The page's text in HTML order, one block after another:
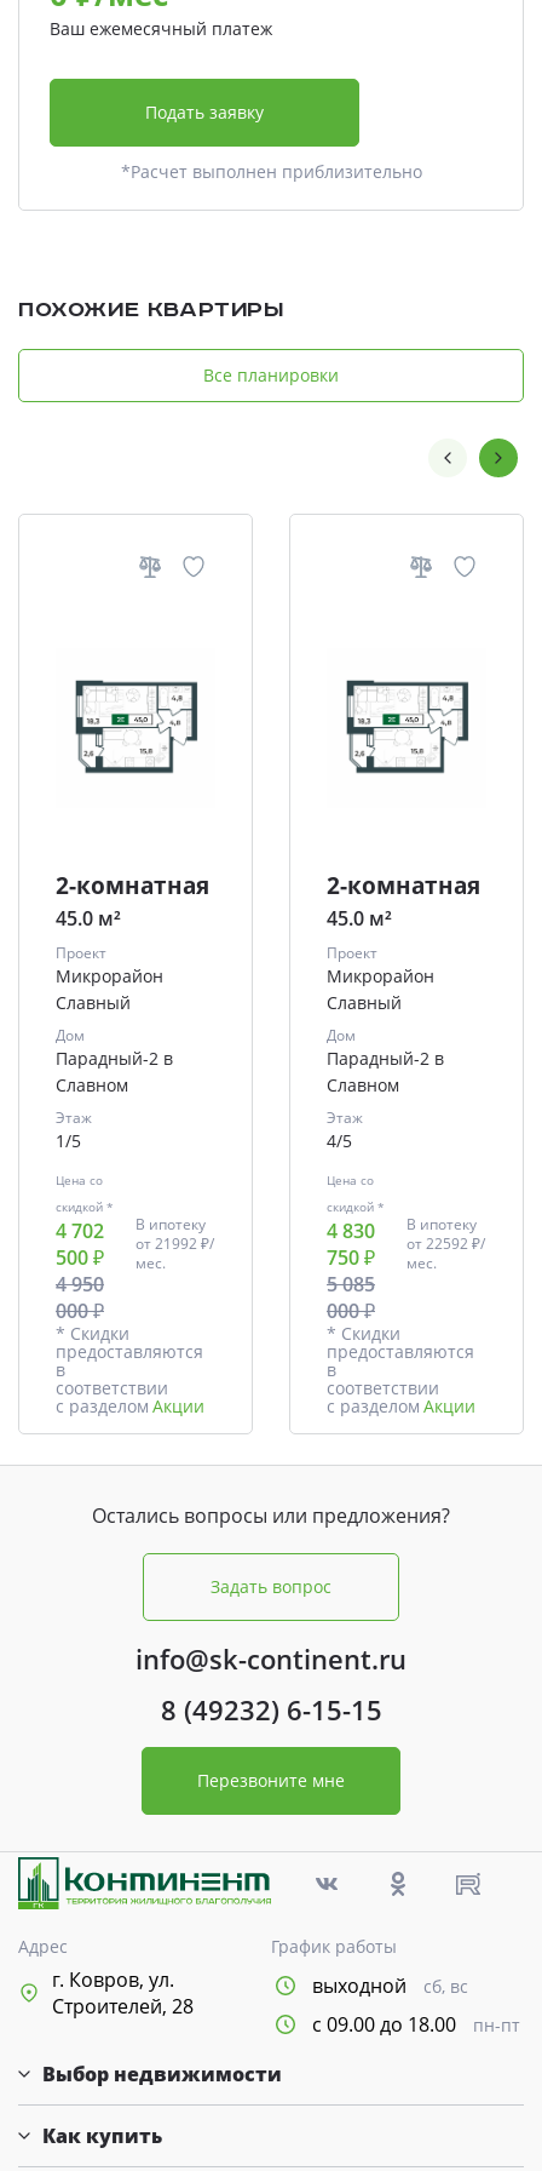
Ваш ежемесячный платеж
Подать заявку
*Расчет выполнен приблизительно
Похожие квартиры
Все планировки
2-комнатная
45.0 м²
Проект
Микрорайон
Славный
Дом
Парадный-2 в
Славном
Этаж
1/5
Цена со
скидкой *
4 702
500 ₽
4 950
000 ₽
В ипотеку
от21992 ₽/
мес.
* Скидки
предоставляются
в
соответствии
с разделом Акции
2-комнатная
45.0 м²
Проект
Микрорайон
Славный
Дом
Парадный-2 в
Славном
Этаж
4/5
Цена со
скидкой *
4 830
750 ₽
5 085
000 ₽
В ипотеку
от22592 ₽/
мес.
* Скидки
предоставляются
в
соответствии
с разделом Акции
Остались вопросы или предложения?
Задать вопрос
info@sk-continent.ru
8 (49232) 6-15-15
Перезвоните мне
Адрес
г. Ковров, ул.
Строителей, 28
График работы
выходной сб, вс
с 09.00 до 18.00 пн-пт
Выбор недвижимости
Как купить